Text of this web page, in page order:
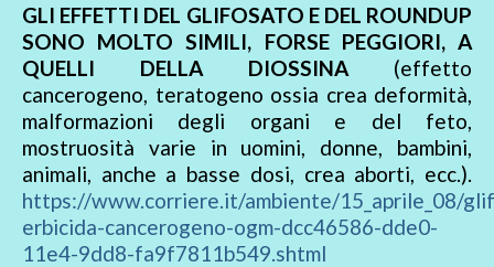
GLI EFFETTI DEL GLIFOSATO E DEL ROUNDUP
SONO MOLTO SIMILI, FORSE PEGGIORI, A
QUELLI DELLA DIOSSINA (effetto
cancerogeno, teratogeno ossia crea deformità,
malformazioni degli organi e del feto,
mostruosità varie in uomini, donne, bambini,
animali, anche a basse dosi, crea aborti, ecc.).
https://www.corriere.it/ambiente/15_aprile_08/
erbicida-cancerogeno-ogm-dcc46586-dde0-
11e4-9dd8-fa9f7811b549.shtml